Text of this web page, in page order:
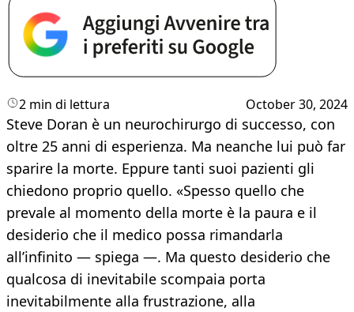
2 min di lettura October 30, 2024
Steve Doran è un neurochirurgo di successo, con
oltre 25 anni di esperienza. Ma neanche lui può far
sparire la morte. Eppure tanti suoi pazienti gli
chiedono proprio quello. «Spesso quello che
prevale al momento della morte è la paura e il
desiderio che il medico possa rimandarla
all’infinito — spiega —. Ma questo desiderio che
qualcosa di inevitabile scompaia porta
inevitabilmente alla frustrazione, alla